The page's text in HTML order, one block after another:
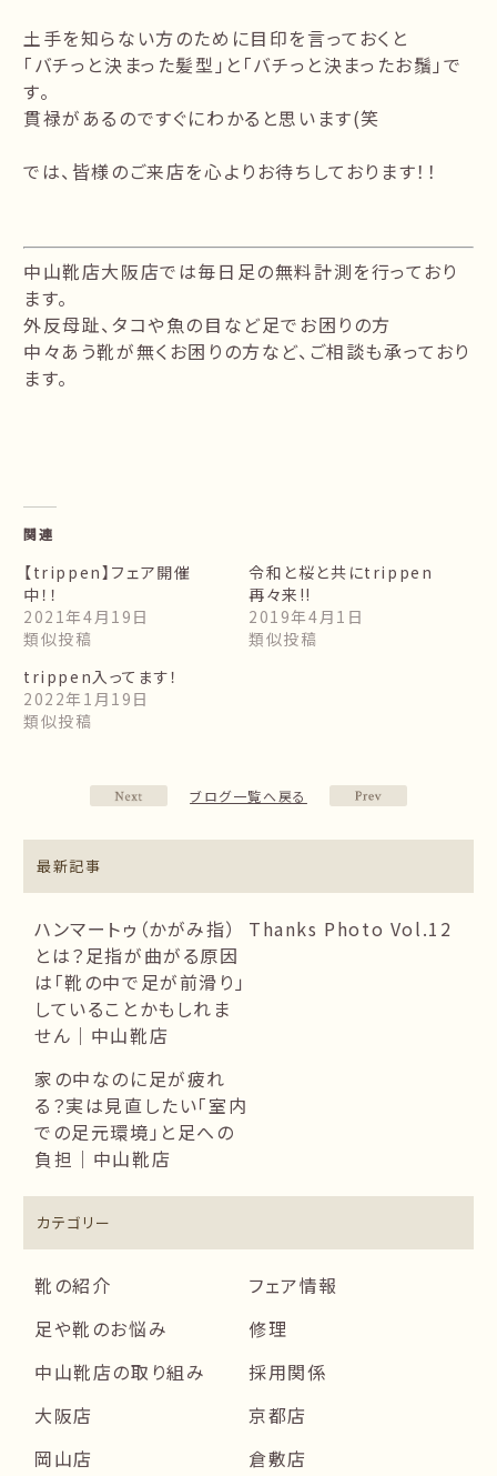
土手を知らない方のために目印を言っておくと
「バチっと決まった髪型」と「バチっと決まったお鬚」で
す。
貫禄があるのですぐにわかると思います(笑
では、皆様のご来店を心よりお待ちしております！！
中山靴店大阪店では毎日足の無料計測を行っており
ます。
外反母趾、タコや魚の目など足でお困りの方
中々あう靴が無くお困りの方など、ご相談も承っており
ます。
関連
【trippen】フェア開催
中！！
2021年4月19日
類似投稿
令和と桜と共にtrippen
再々来!!
2019年4月1日
類似投稿
trippen入ってます！
2022年1月19日
類似投稿
ブログ一覧へ戻る
最新記事
ハンマートゥ（かがみ指）
とは？足指が曲がる原因
は「靴の中で足が前滑り」
していることかもしれま
せん｜中山靴店
Thanks Photo Vol.12
家の中なのに足が疲れ
る？実は見直したい「室内
での足元環境」と足への
負担｜中山靴店
カテゴリー
靴の紹介
フェア情報
足や靴のお悩み
修理
中山靴店の取り組み
採用関係
大阪店
京都店
岡山店
倉敷店